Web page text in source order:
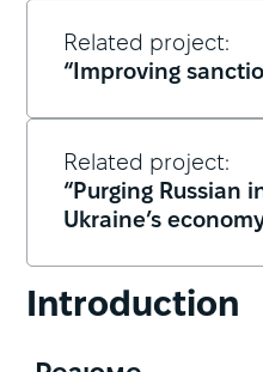
Related project:
“Improving
Related project:
“Purging Russian
Ukraine’s
Introduction